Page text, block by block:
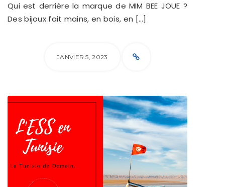
Qui est derrière la marque de MIM BEE JOUE ?
Des bijoux fait mains, en bois, en […]
JANVIER 5, 2023